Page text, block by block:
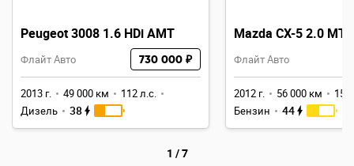
Peugeot 3008 1.6 HDi AMT
Флайт Авто 730 000 ₽
2013 г. 49 000 км
112 л.с.
Дизель
38
Mazda CX-5 2.0 MT
Флайт Авто
2012 г. 56 000 км
150
Бензин
44
1 /7